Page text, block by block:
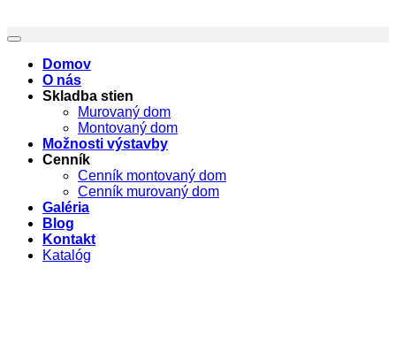
Domov
O nás
Skladba stien
Murovaný dom
Montovaný dom
Možnosti výstavby
Cenník
Cenník montovaný dom
Cenník murovaný dom
Galéria
Blog
Kontakt
Katalóg